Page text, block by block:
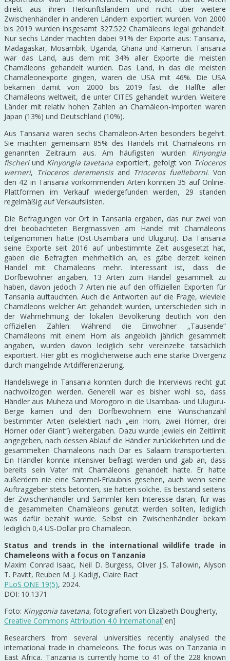
direkt aus ihren Herkunftsländern und nicht über weitere
Zwischenhändler in anderen Ländern exportiert wurden. Von 2000
bis 2019 wurden insgesamt 327.522 Chamäleons legal gehandelt.
Nur sechs Länder machten dabei 91% der Exporte aus: Tansania,
Madagaskar, Mosambik, Uganda, Ghana und Kamerun. Tansania
war das Land, aus dem mit 34% aller Exporte die meisten
Chamäleons gehandelt wurden. Das Land, in das die meisten
Chamäleonexporte gingen, waren die USA mit 46%. Die USA
bekamen damit von 2000 bis 2019 fast die Hälfte aller
Chamäleons weltweit, die unter CITES gehandelt wurden. Weitere
Länder mit relativ hohen Zahlen an Chamäleon-Importen waren
Japan (13%) und Deutschland (10%).
Aus Tansania waren sechs Chamäleon-Arten besonders begehrt.
Sie machten gemeinsam 85% des Handels mit Chamäleons im
genannten Zeitraum aus. Am häufigsten wurden Kinyongia
fischeriund Kinyongia tavetana exportiert, gefolgt von Trioceros
werneri, Trioceros deremensis and Trioceros fuelleborni. Von
den 42 in Tansania vorkommenden Arten konnten 35 auf Online-
Plattformen im Verkauf wiedergefunden werden, 29 standen
regelmäßig auf Verkaufslisten.
Die Befragungen vor Ort in Tansania ergaben, das nur zwei von
drei beobachteten Bergmassiven am Handel mit Chamäleons
teilgenommen hatte (Ost-Usambara und Uluguru). Da Tansania
seine Exporte seit 2016 auf unbestimmte Zeit ausgesetzt hat,
gaben die Befragten mehrheitlich an, es gäbe derzeit keinen
Handel mit Chamäleons mehr. Interessant ist, dass die
Dorfbewohner angaben, 13 Arten zum Handel gesammelt zu
haben, davon jedoch 7 Arten nie auf den offiziellen Exporten für
Tansania auftauchten. Auch die Antworten auf die Frage, wieviele
Chamäleons welcher Art gehandelt wurden, unterschieden sich in
der Wahrnehmung der lokalen Bevölkerung deutlich von den
offiziellen Zahlen: Während die Einwohner „Tausende“
Chamäleons mit einem Horn als angeblich jährlich gesammelt
angaben, wurden davon lediglich sehr vereinzelte tatsächlich
exportiert. Hier gibt es möglicherweise auch eine starke Divergenz
durch mangelnde Artdifferenzierung.
Handelswege in Tansania konnten durch die Interviews recht gut
nachvollzogen werden. Generell war es bisher wohl so, dass
Händler aus Muheza und Morogoro in die Usambaa- und Uluguru-
Berge kamen und den Dorfbewohnern eine Wunschanzahl
bestimmter Arten (selektiert nach „ein Horn, zwei Hörner, drei
Hörner oder Giant“) weitergaben. Dazu wurde jewiels ein Zeitlimit
angegeben, nach dessen Ablauf die Händler zurückkehrten und die
gesammelten Chamäleons nach Dar es Salaam transportierten.
Ein Händler konnte intensiver befragt werden und gab an, dass
bereits sein Vater mit Chamäleons gehandelt hatte. Er hatte
außerdem nie eine Sammel-Erlaubnis gesehen, auch wenn seine
Auftraggeber stets betonten, sie hätten solche. Es bestand seitens
der Zwischenhändler und Sammler kein Interesse daran, für was
die gesammelten Chamäleons genutzt werden sollten, lediglich
was dafür bezahlt wurde. Selbst ein Zwischenhändler bekam
lediglich 0,4 US-Dollar pro Chamäleon.
Status and trends in the international wildlife trade in
Chameleons with a focus on Tanzania
Maxim Conrad Isaac, Neil D. Burgess, Oliver J.S. Tallowin, Alyson
T. Pavitt, Reuben M. J. Kadigi, Claire Ract
PLoS ONE 19(5), 2024.
DOI: 10.1371
Foto: Kinygonia tavetana, fotografiert von Elizabeth Dougherty,
Creative Commons Attribution 4.0 International[:en]
Researchers from several universities recently analysed the
international trade in chameleons. The focus was on Tanzania in
East Africa. Tanzania is currently home to 41 of the 228 known